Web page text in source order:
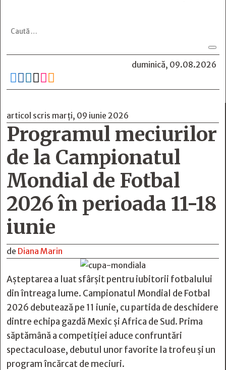
duminică, 09.08.2026
     
articol scris marți, 09 iunie 2026
Programul meciurilor
de la Campionatul
Mondial de Fotbal
2026 în perioada 11-18
iunie
de Diana Marin
Așteptarea a luat sfârșit pentru iubitorii fotbalului
din întreaga lume. Campionatul Mondial de Fotbal
2026 debutează pe 11 iunie, cu partida de deschidere
dintre echipa gazdă Mexic și Africa de Sud. Prima
săptămână a competiției aduce confruntări
spectaculoase, debutul unor favorite la trofeu și un
program încărcat de meciuri.